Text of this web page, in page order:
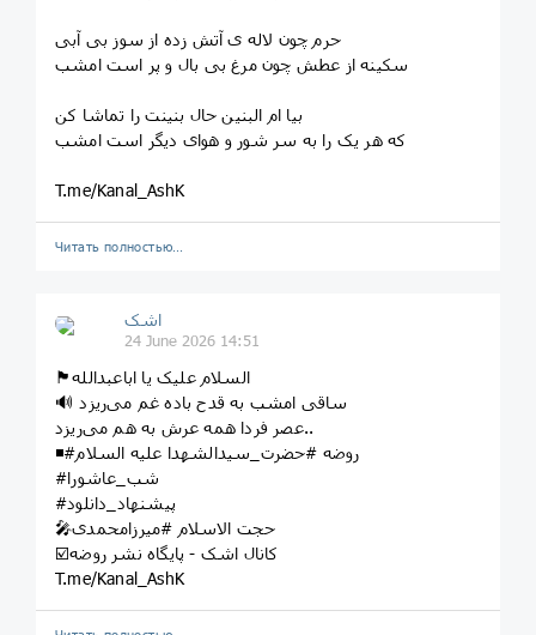
حرم چون لاله ی آتش زده از سوز بی آبی
سکینه از عطش چون مرغ بی بال و پر است امشب
بیا ام البنین حال بنینت را تماشا کن
که هر یک را به سر شور و هوای دیگر است امشب
T.me/Kanal_AshK
Читать полностью…
اشک
24 June 2026 14:51
🏴السلام علیک یا اباعبدالله
🔊 ساقی امشب به قدح باده غم می‌ریزد
عصر فردا همه عرش به هم می‌ریزد..
◾️#روضه #حضرت_سیدالشهدا علیه السلام
#شب_عاشورا
#پیشنهاد_دانلود
🎤حجت الاسلام #میرزامحمدی
☑️کانال اشک - پایگاه نشر روضه
T.me/Kanal_AshK